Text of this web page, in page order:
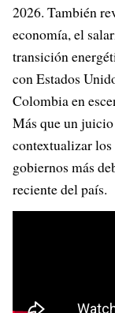
2026. También
economía, el
transición
con Estados
Colombia en
Más que un
contextualizar los
gobiernos más
reciente del país.